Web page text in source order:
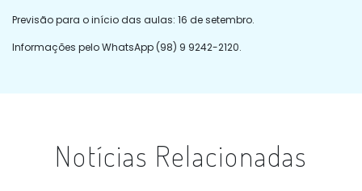
Previsão para o início das aulas: 16 de setembro.
Informações pelo WhatsApp (98) 9 9242-2120.
Notícias Relacionadas